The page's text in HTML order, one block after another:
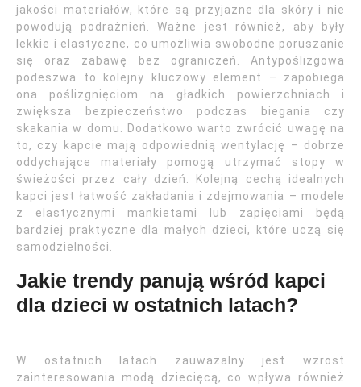
jakości materiałów, które są przyjazne dla skóry i nie
powodują podrażnień. Ważne jest również, aby były
lekkie i elastyczne, co umożliwia swobodne poruszanie
się oraz zabawę bez ograniczeń. Antypoślizgowa
podeszwa to kolejny kluczowy element – zapobiega
ona poślizgnięciom na gładkich powierzchniach i
zwiększa bezpieczeństwo podczas biegania czy
skakania w domu. Dodatkowo warto zwrócić uwagę na
to, czy kapcie mają odpowiednią wentylację – dobrze
oddychające materiały pomogą utrzymać stopy w
świeżości przez cały dzień. Kolejną cechą idealnych
kapci jest łatwość zakładania i zdejmowania – modele
z elastycznymi mankietami lub zapięciami będą
bardziej praktyczne dla małych dzieci, które uczą się
samodzielności.
Jakie trendy panują wśród kapci
dla dzieci w ostatnich latach?
W ostatnich latach zauważalny jest wzrost
zainteresowania modą dziecięcą, co wpływa również